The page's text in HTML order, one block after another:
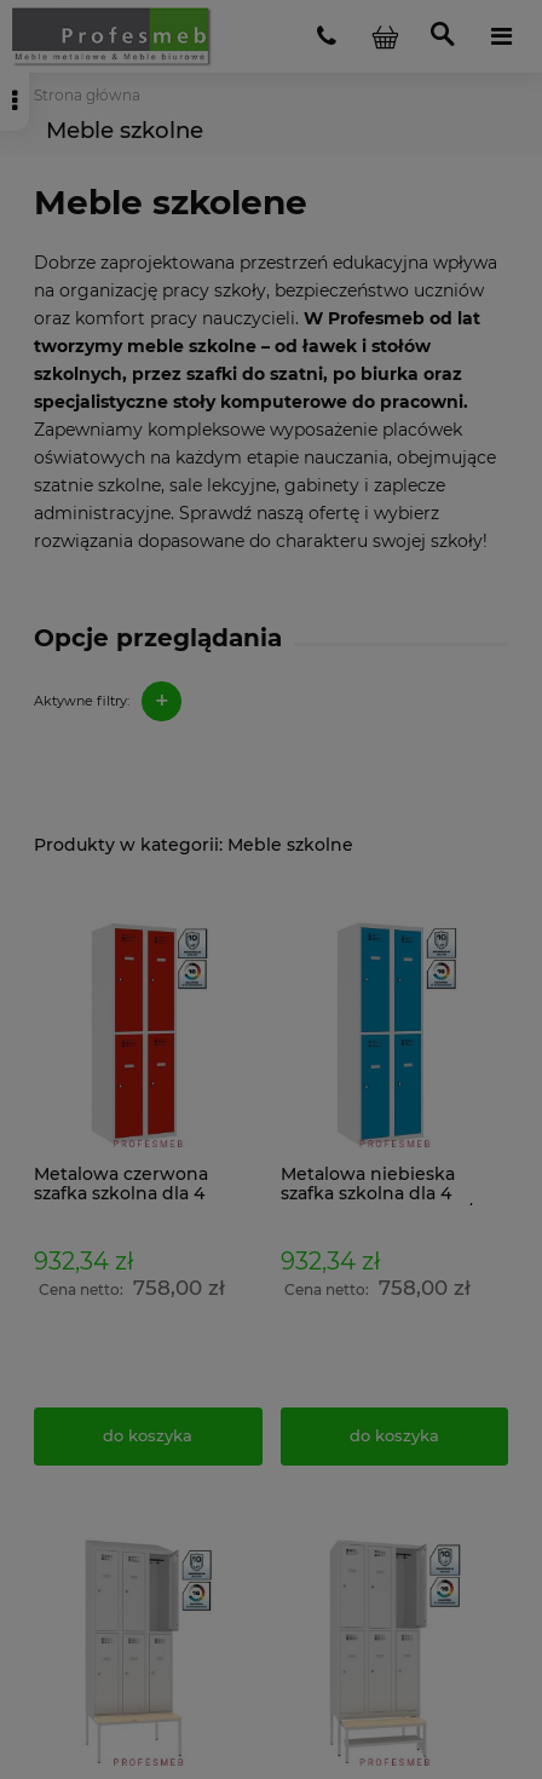
Strona główna
Meble szkolne
Opcje przeglądania
Aktywne filtry: +
Meble szkolene
Dobrze zaprojektowana przestrzeń edukacyjna wpływa
na organizację pracy szkoły, bezpieczeństwo uczniów
oraz komfort pracy nauczycieli. W Profesmeb od lat
tworzymy meble szkolne – od ławek i stołów
szkolnych, przez szafki do szatni, po biurka oraz
specjalistyczne stoły komputerowe do pracowni.
Zapewniamy kompleksowe wyposażenie placówek
oświatowych na każdym etapie nauczania, obejmujące
szatnie szkolne, sale lekcyjne, gabinety i zaplecze
administracyjne. Sprawdź naszą ofertę i wybierz
rozwiązania dopasowane do charakteru swojej szkoły!
Meble szkolne
Metalowa czerwona
szafka szkolna dla 4
PROMOCJA
932,34 zł
Cena netto: 758,00 zł
do koszyka
Metalowa niebieska
szafka szkolna dla 4
932,34 zł
Cena netto: 758,00 zł
do koszyka